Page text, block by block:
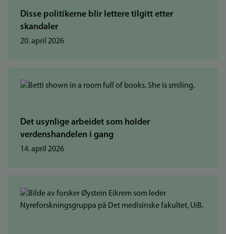
Disse politikerne blir lettere tilgitt etter
skandaler
20. april 2026
Det usynlige arbeidet som holder
verdenshandelen i gang
14. april 2026